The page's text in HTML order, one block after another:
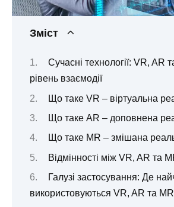
Зміст
Сучасні технології: VR, AR
рівень взаємодії
Що таке VR – віртуальна
Що таке AR – доповнена
Що таке MR – змішана
Відмінності між VR, AR та
Галузі застосування: Де
використовуються VR, AR та MR